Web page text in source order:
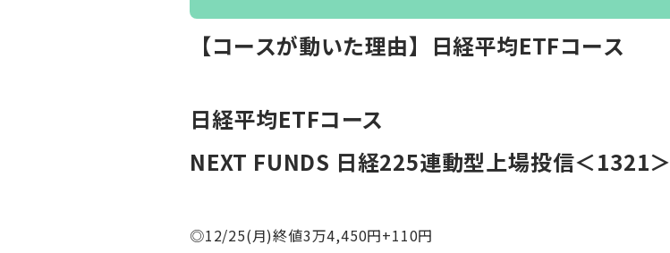
【コースが動いた理由】日経平均ETFコース
日経平均ETFコース
NEXT FUNDS 日経225連動型上場投信＜1321＞
◎12/25(月)終値3万4,450円+110円